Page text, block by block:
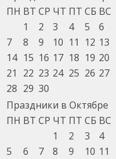
ПН ВТ СР ЧТ ПТ СБ ВС
1
2 3 4 5
6
7
8 9 10 11 12 13
14 15 16 17 18 19 20
21
22 23 24 25 26 27
28 29 30
Праздники в Октябре
ПН ВТ СР ЧТ ПТ СБ ВС
1
2 3
4
5
6 7 8 9 10 11